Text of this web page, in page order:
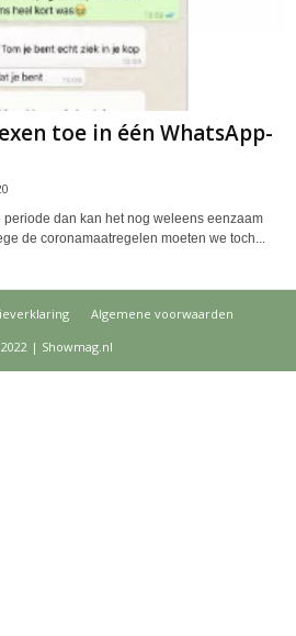
toe in één WhatsApp-
dan kan het nog weleens eenzaam
de coronamaatregelen moeten we toch...
Algemene voorwaarden
| Showmag.nl